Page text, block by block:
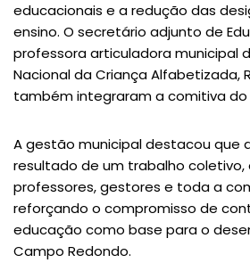
educacionais e a redução das
ensino. O secretário adjunto de
professora articuladora municipal
Nacional da Criança Alfabetizada,
também integraram a comitiva do
A gestão municipal destacou que
resultado de um trabalho coletivo,
professores, gestores e toda a
reforçando o compromisso de
educação como base para o
Campo Redondo.